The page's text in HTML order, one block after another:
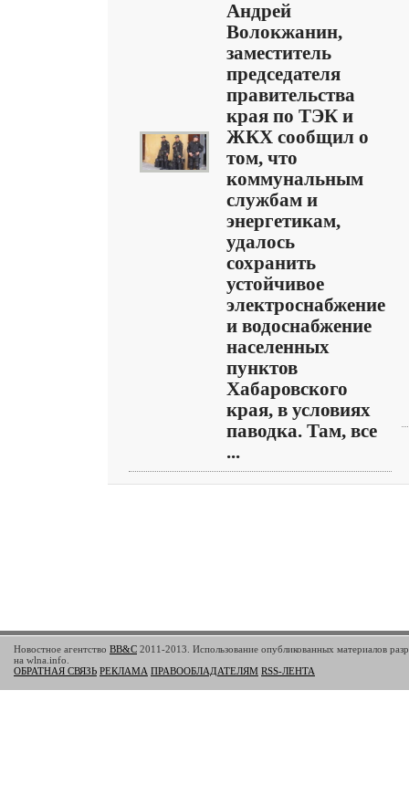
Андрей
Волокжанин,
заместитель
председателя
правительства
края по ТЭК и
ЖКХ сообщил о
том, что
коммунальным
службам и
энергетикам,
удалось
сохранить
устойчивое
электроснабжение
и водоснабжение
населенных
пунктов
Хабаровского
края, в условиях
паводка. Там, все
...
Новостное агентство BB&C 2011-2013. Использование опубликованных материалов
на wlna.info.
ОБРАТНАЯ СВЯЗЬ РЕКЛАМА ПРАВООБЛАДАТЕЛЯМ RSS-ЛЕНТА